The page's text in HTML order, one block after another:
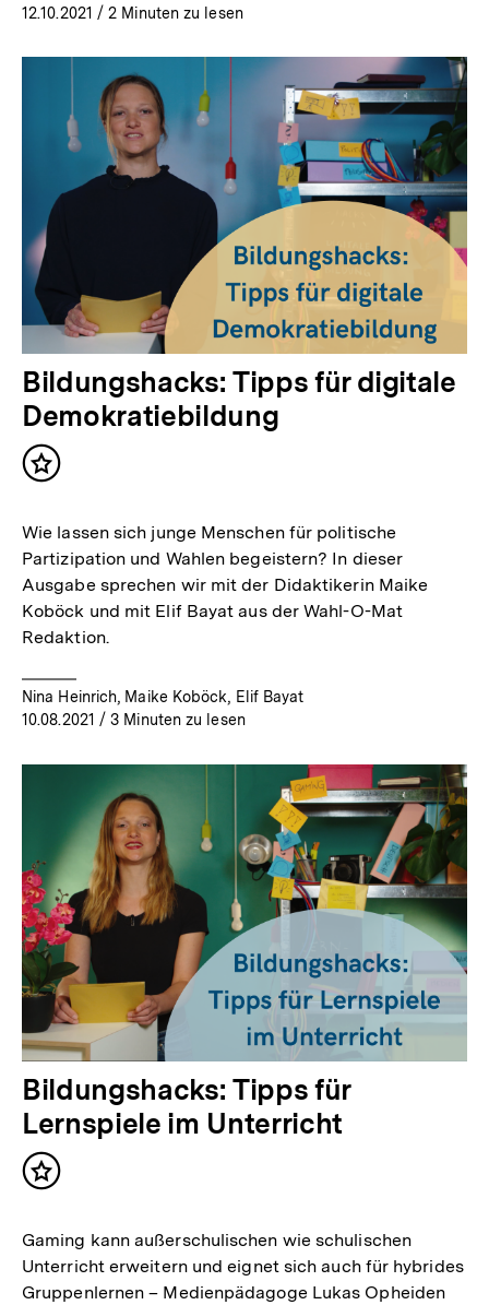
12.10.2021 / 2 Minuten zu lesen
Bildungshacks: Tipps für digitale
Demokratiebildung
Inhalt
Wie lassen sich junge Menschen für politische
Partizipation und Wahlen begeistern? In dieser
Ausgabe sprechen wir mit der Didaktikerin Maike
Koböck und mit Elif Bayat aus der Wahl-O-Mat
Redaktion.
Nina Heinrich, Maike Koböck, Elif Bayat
10.08.2021 / 3 Minuten zu lesen
Bildungshacks: Tipps für
Lernspiele im Unterricht
Inhalt
Gaming kann außerschulischen wie schulischen
Unterricht erweitern und eignet sich auch für hybrides
Gruppenlernen – Medienpädagoge Lukas Opheiden